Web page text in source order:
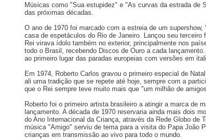
Músicas como "Sua estupidez" e "As curvas da estrada de
das próximas décadas.
O ano de 1970 foi marcado com a estreia de um
casa de espetáculos do Rio de Janeiro. Lançou seu
Rei virava ídolo também no exterior, principalmente nos
todo o Brasil, recebendo Discos de Ouro a cada
ao primeiro lugar das paradas europeias com versões em
Em 1974, Roberto Carlos gravou o primeiro especial de
ali uma tradição que se repete até hoje, sempre com a
que o Rei sempre teve muito mais que "um milhão de
Roberto foi o primeiro artista brasileiro a atingir a marca de
lançamento. A década de 1970 reservaria ainda mais dois
do Ano Internacional da Criança, através da Rede Globo de
música "Amigo" serviu de tema para a visita do Papa João
crianças em transmissão ao vivo para todo o mundo.